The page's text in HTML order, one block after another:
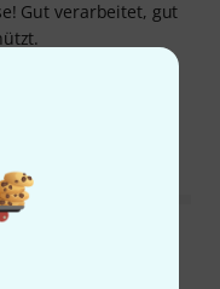
Gut verarbeitet, gut
Leistung und